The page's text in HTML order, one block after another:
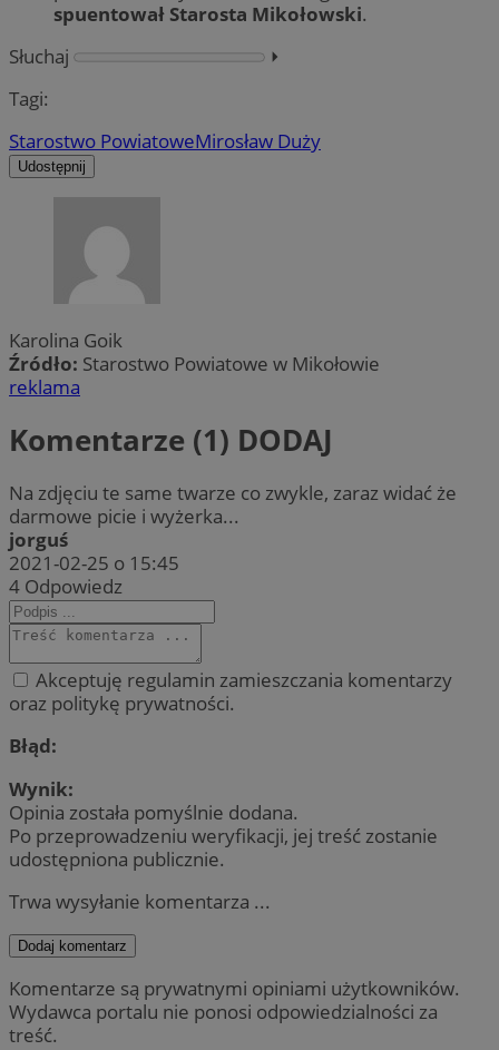
spuentował Starosta Mikołowski.
Słuchaj
⏵︎
Tagi:
Starostwo PowiatoweMirosław Duży
Udostępnij
Karolina Goik
Źródło: Starostwo Powiatowe w Mikołowie
reklama
Komentarze (1) DODAJ
Na zdjęciu te same twarze co zwykle, zaraz widać że
darmowe picie i wyżerka...
jorguś
2021-02-25 o 15:45
4 Odpowiedz
Akceptuję regulamin zamieszczania komentarzy
oraz politykę prywatności.
Błąd:
Wynik:
Opinia została pomyślnie dodana.
Po przeprowadzeniu weryfikacji, jej treść zostanie
udostępniona publicznie.
Trwa wysyłanie komentarza ...
Dodaj komentarz
Komentarze są prywatnymi opiniami użytkowników.
Wydawca portalu nie ponosi odpowiedzialności za
treść.